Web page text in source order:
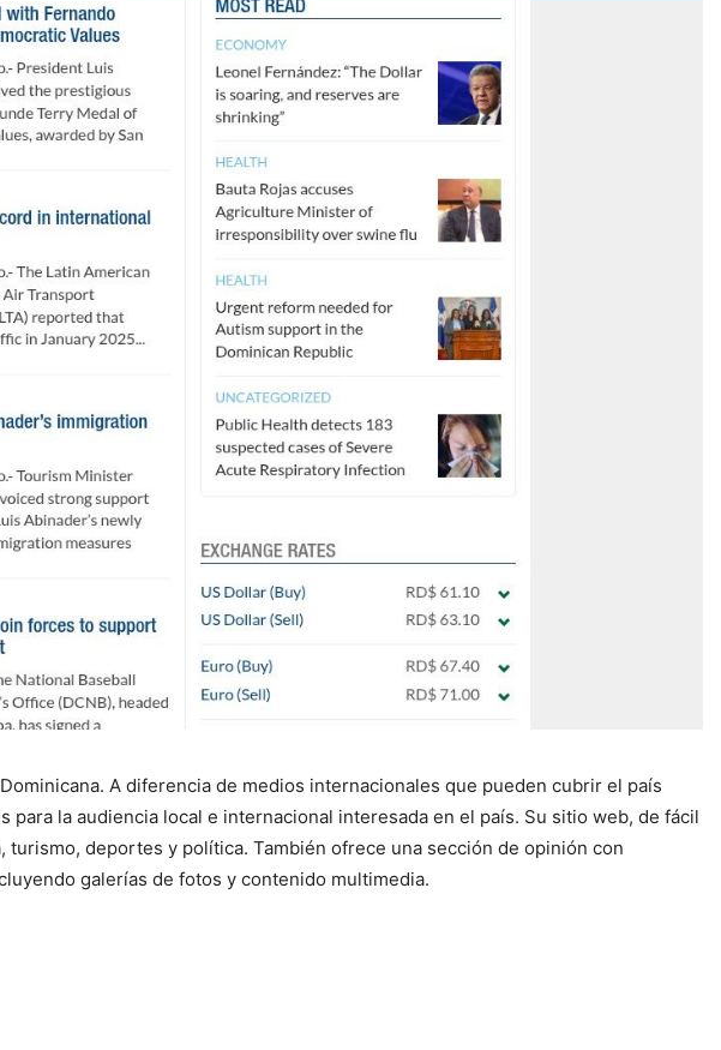
A diferencia de medios internacionales que pueden cubrir el país
la audiencia local e internacional interesada en el país. Su sitio web, de fácil
deportes y política. También ofrece una sección de opinión con
galerías de fotos y contenido multimedia.